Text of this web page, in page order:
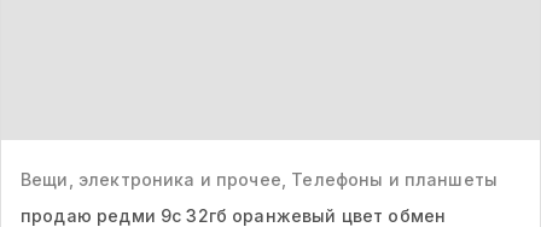
Вещи, электроника и прочее, Телефоны и планшеты
продаю редми 9с 32гб оранжевый цвет обмен